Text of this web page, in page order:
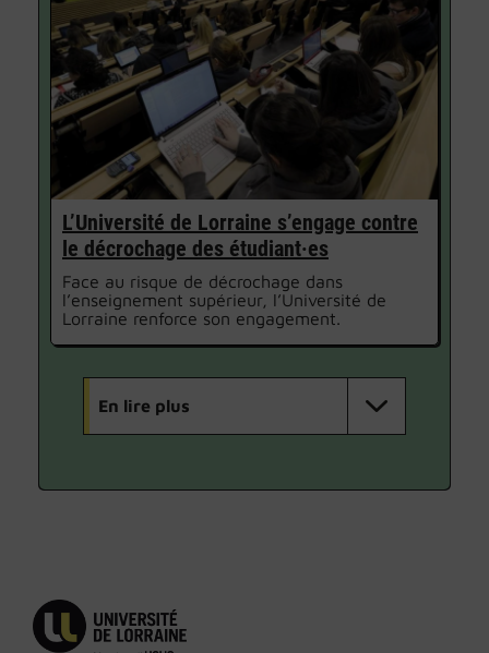
L’Université de Lorraine s’engage contre
le décrochage des étudiant·es
Face au risque de décrochage dans
l’enseignement supérieur, l’Université de
Lorraine renforce son engagement.
En lire plus